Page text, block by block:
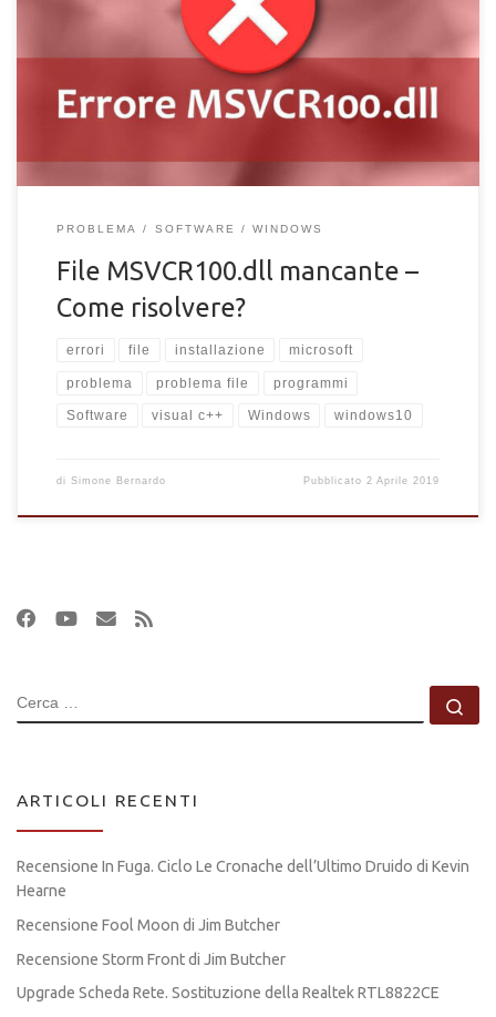
presentano dopo l’installazione di software e programmi sul
PC, e per un utente poco esperto, risolverli è alquanto arduo.
Spesso, quando si installano determinati software sul
computer, alcuni problemi si presentano per via di determinati
file mancanti, o ancora non presenti sul dispositivo. […]
PROBLEMA SOFTWARE WINDOWS
File MSVCR100.dll mancante –
Come risolvere?
errori file installazione microsoft
problema problema file programmi
Software visual c++ Windows windows10
di Simone Bernardo Pubblicato2 Aprile 2019
CERCA
ARTICOLI RECENTI
Recensione In Fuga. Ciclo Le Cronache dell’Ultimo Druido di Kevin
Hearne
Recensione Fool Moon di Jim Butcher
Recensione Storm Front di Jim Butcher
Upgrade Scheda Rete. Sostituzione della Realtek RTL8822CE